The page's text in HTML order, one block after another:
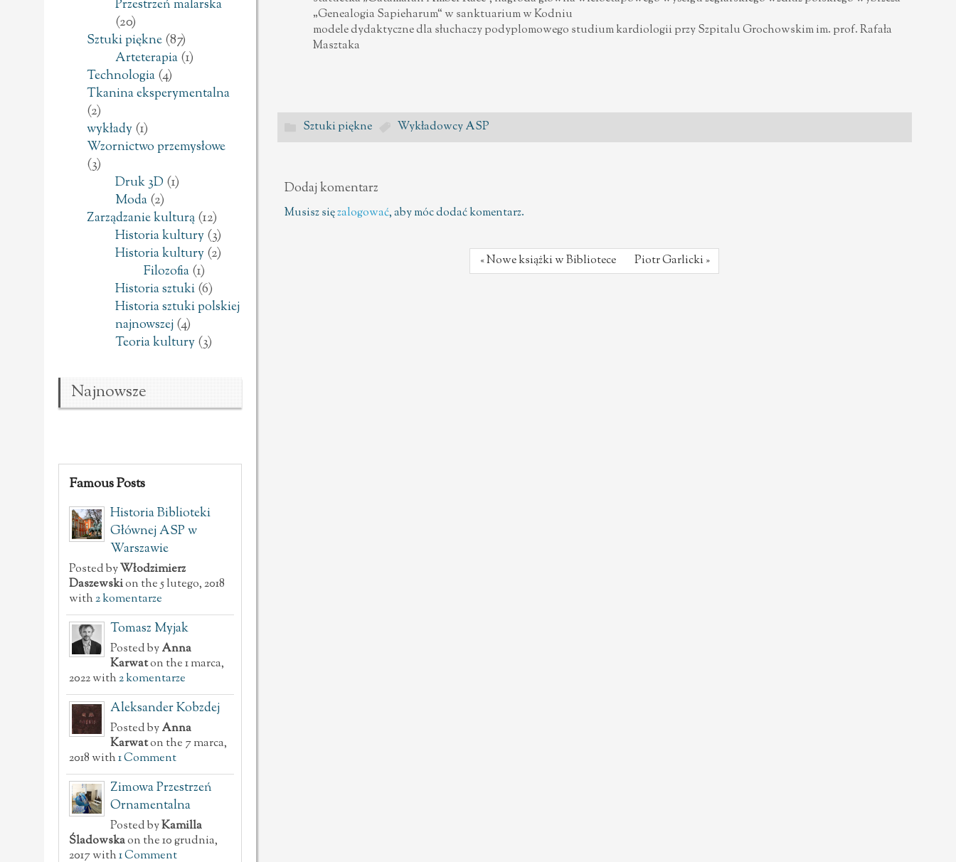
Przestrzeń malarska
(20)
Sztuki piękne(87)
Arteterapia(1)
Technologia(4)
Tkanina eksperymentalna
(2)
wykłady(1)
Wzornictwo przemysłowe
(3)
Druk 3D (1)
Moda(2)
Zarządzanie kulturą(12)
Historia kultury(3)
Historia kultury(2)
Filozofia(1)
Historia sztuki(6)
Historia sztuki polskiej
najnowszej(4)
Teoria kultury(3)
Najnowsze
Famous Posts
Historia Biblioteki
Głównej ASP w
Warszawie
Posted byWłodzimierz
Daszewskion the 5 lutego, 2018
with2 komentarze
Tomasz Myjak
Posted byAnna
Karwaton the 1 marca,
2022 with2 komentarze
Aleksander Kobzdej
Posted byAnna
Karwaton the 7 marca,
2018 with1 Comment
Zimowa Przestrzeń
Ornamentalna
Posted byKamilla
Śladowskaon the 10 grudnia,
2017 with1 Comment
„Genealogia Sapieharum“ w sanktuarium w Kodniu
modele dydaktyczne dla słuchaczy podyplomowego studium kardiologii przy Szpitalu Grochowskim im. prof. Rafała
Masztaka
Sztuki piękne Wykładowcy ASP
Dodaj komentarz
Musisz sięzalogować, aby móc dodać komentarz.
« Nowe książki w Bibliotece Piotr Garlicki »